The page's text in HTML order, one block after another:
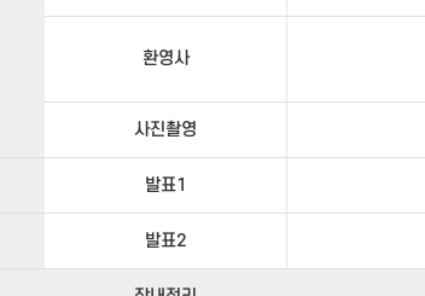
환영사
사진촬영
발표1
발표2